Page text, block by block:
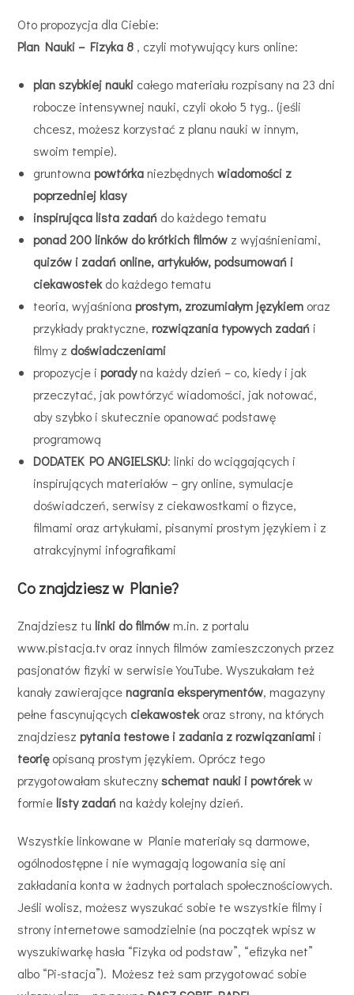
Oto propozycja dla Ciebie:
Plan Nauki – Fizyka 8 , czyli motywujący kurs online:
plan szybkiej nauki całego materiału rozpisany na 23 dni
robocze intensywnej nauki, czyli około 5 tyg.. (jeśli
chcesz, możesz korzystać z planu nauki w innym,
swoim tempie).
gruntownapowtórkaniezbędnychwiadomości z
poprzedniej klasy
inspirująca lista zadań do każdego tematu
ponad 200 linków do krótkich filmów z wyjaśnieniami,
quizów i zadań online, artykułów, podsumowań i
ciekawostekdo każdego tematu
teoria, wyjaśnionaprostym, zrozumiałym językiem oraz
przykłady praktyczne,rozwiązania typowych zadań i
filmy z doświadczeniami
propozycje iporadyna każdy dzień – co, kiedy i jak
przeczytać, jak powtórzyć wiadomości, jak notować,
aby szybko i skutecznie opanować podstawę
programową
DODATEK PO ANGIELSKU: linki do wciągających i
inspirujących materiałów – gry online, symulacje
doświadczeń, serwisy z ciekawostkami o fizyce,
filmami oraz artykułami, pisanymi prostym językiem i z
atrakcyjnymi infografikami
Co znajdziesz w Planie?
Znajdziesz tulinki do filmówm.in. z portalu
www.pistacja.tv oraz innych filmów zamieszczonych przez
pasjonatów fizyki w serwisie YouTube. Wyszukałam też
kanały zawierającenagrania eksperymentów, magazyny
pełne fascynujących ciekawostekoraz strony, na których
znajdzieszpytania testowe i zadania z rozwiązaniami i
teorięopisaną prostym językiem. Oprócz tego
przygotowałam skutecznyschemat nauki i powtórekw
formielisty zadań na każdy kolejny dzień.
Wszystkie linkowane w Planie materiały są darmowe,
ogólnodostępne i nie wymagają logowania się ani
zakładania konta w żadnych portalach społecznościowych.
Jeśli wolisz, możesz wyszukać sobie te wszystkie filmy i
strony internetowe samodzielnie (na początek wpisz w
wyszukiwarkę hasła “Fizyka od podstaw”, “efizyka net”
albo “Pi-stacja”). Możesz też sam przygotować sobie